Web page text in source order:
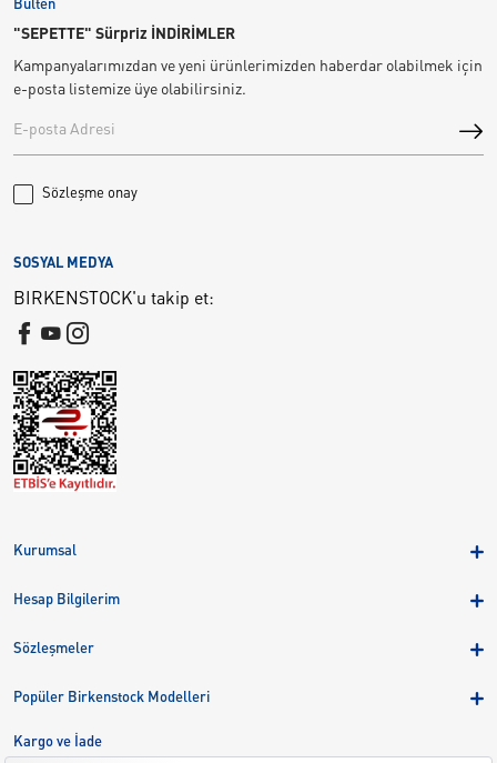
Bülten
"SEPETTE" Sürpriz İNDİRİMLER
Kampanyalarımızdan ve yeni ürünlerimizden haberdar olabilmek için
e-posta listemize üye olabilirsiniz.
Sözleşme onay
Kurumsal
Birkenstock Group
Kariyer
Hesap Bilgilerim
Sipariş Takibi
Sözleşmeler
Kargo ve İade
Popüler Birkenstock Modelleri
Kargo ve İade
SOSYAL MEDYA
BIRKENSTOCK'u takip et: